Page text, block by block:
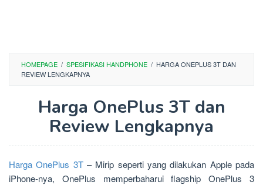
HOMEPAGE / SPESIFIKASI HANDPHONE / HARGA ONEPLUS 3T DAN
REVIEW LENGKAPNYA
Harga OnePlus 3T dan
Review Lengkapnya
Harga OnePlus 3T– Mirip seperti yang dilakukan Apple pada
iPhone-nya, OnePlus memperbaharui flagship OnePlus 3